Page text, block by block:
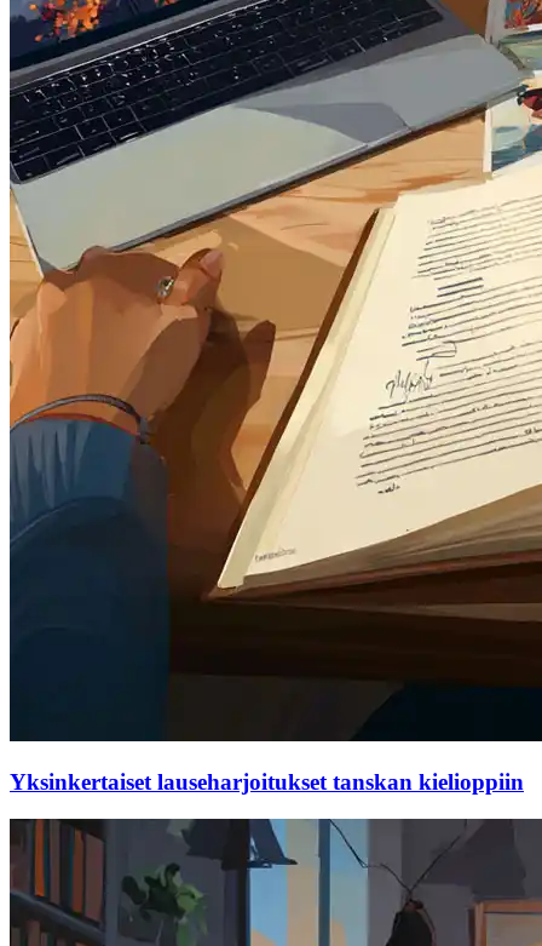
Yksinkertaiset lauseharjoitukset tanskan kielioppiin